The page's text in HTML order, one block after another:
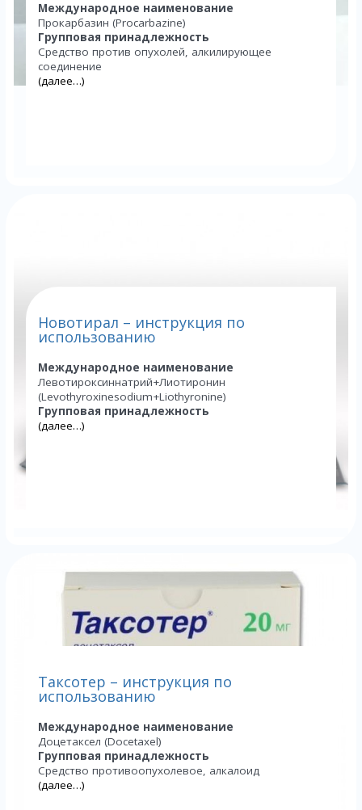
Международное наименование
Прокарбазин (Procarbazine)
Групповая принадлежность
Средство против опухолей, алкилирующее
соединение
(далее…)
Новотирал – инструкция по
использованию
Международное наименование
Левотироксиннатрий+Лиотиронин
(Levothyroxinesodium+Liothyronine)
Групповая принадлежность
(далее…)
Таксотер – инструкция по
использованию
Международное наименование
Доцетаксел (Docetaxel)
Групповая принадлежность
Средство противоопухолевое, алкалоид
(далее…)